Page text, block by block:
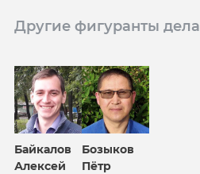
Другие фигуранты дела
Байкалов
Алексей
Бозыков
Пётр